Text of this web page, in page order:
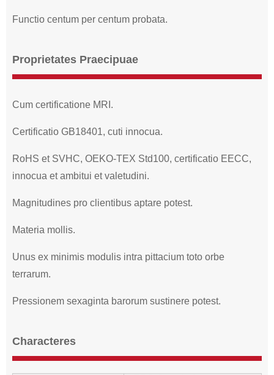
Functio centum per centum probata.
Proprietates Praecipuae
Cum certificatione MRI.
Certificatio GB18401, cuti innocua.
RoHS et SVHC, OEKO-TEX Std100, certificatio EECC,
innocua et ambitui et valetudini.
Magnitudines pro clientibus aptare potest.
Materia mollis.
Unus ex minimis modulis intra pittacium toto orbe
terrarum.
Pressionem sexaginta barorum sustinere potest.
Characteres